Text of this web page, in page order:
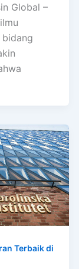
Global –
Terbaik di